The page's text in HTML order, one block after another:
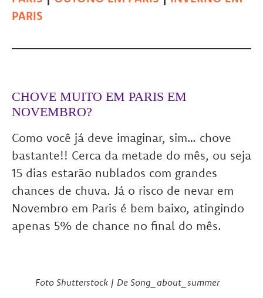
PARIS
CHOVE MUITO EM PARIS EM
NOVEMBRO?
Como você já deve imaginar, sim… chove
bastante!! Cerca da metade do mês, ou seja
15 dias estarão nublados com grandes
chances de chuva. Já o risco de nevar em
Novembro em Paris é bem baixo, atingindo
apenas 5% de chance no final do mês.
Foto Shutterstock | De Song_about_summer